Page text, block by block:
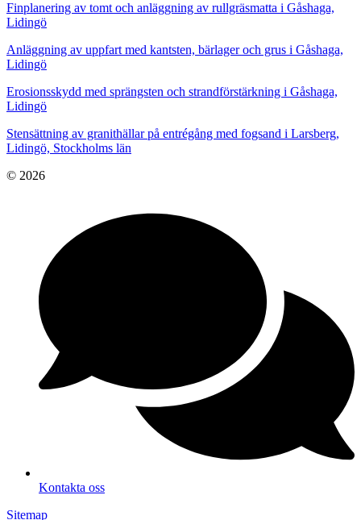
Finplanering av tomt och anläggning av rullgräsmatta i Gåshaga,
Lidingö
Anläggning av uppfart med kantsten, bärlager och grus i Gåshaga,
Lidingö
Erosionsskydd med sprängsten och strandförstärkning i Gåshaga,
Lidingö
Stensättning av granithällar på entrégång med fogsand i Larsberg,
Lidingö, Stockholms län
© 2026
Kontakta oss
Sitemap